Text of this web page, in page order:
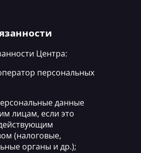
Центра:
персональных
данные
лицам, если это
(налоговые,
органы и др.);